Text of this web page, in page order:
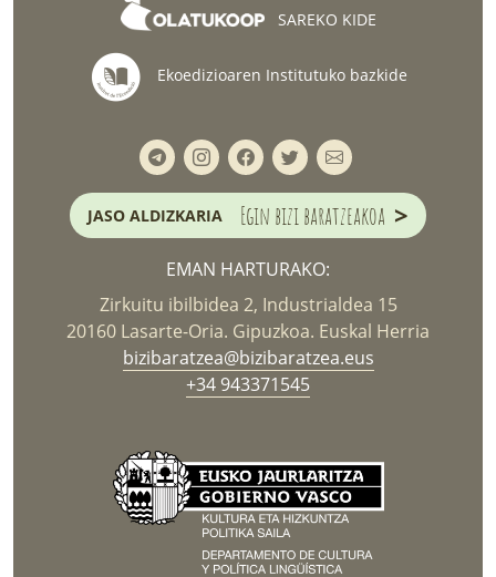
SAREKO KIDE
Ekoedizioaren Institutuko bazkide
JASO ALDIZKARIA Egin bizi baratzeakoa >
EMAN HARTURAKO:
Zirkuitu ibilbidea 2, Industrialdea 15
20160 Lasarte-Oria. Gipuzkoa. Euskal Herria
bizibaratzea@bizibaratzea.eus
+34 943371545